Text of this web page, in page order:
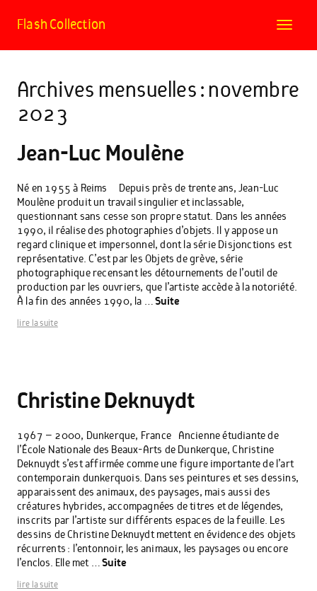
Toggle
Flash Collection
Archives mensuelles : novembre
2023
Jean-Luc Moulène
Né en 1955 à Reims Depuis près de trente ans, Jean-Luc
Moulène produit un travail singulier et inclassable,
questionnant sans cesse son propre statut. Dans les années
1990, il réalise des photographies d’objets. Il y appose un
regard clinique et impersonnel, dont la série Disjonctions est
représentative. C’est par les Objets de grève, série
photographique recensant les détournements de l’outil de
production par les ouvriers, que l’artiste accède à la notoriété.
À la fin des années 1990, la …Suite
lire la suite
Christine Deknuydt
1967 – 2000, Dunkerque, France Ancienne étudiante de
l’École Nationale des Beaux-Arts de Dunkerque, Christine
Deknuydt s’est affirmée comme une figure importante de l’art
contemporain dunkerquois. Dans ses peintures et ses dessins,
apparaissent des animaux, des paysages, mais aussi des
créatures hybrides, accompagnées de titres et de légendes,
inscrits par l’artiste sur différents espaces de la feuille. Les
dessins de Christine Deknuydt mettent en évidence des objets
récurrents : l’entonnoir, les animaux, les paysages ou encore
l’enclos. Elle met …Suite
lire la suite